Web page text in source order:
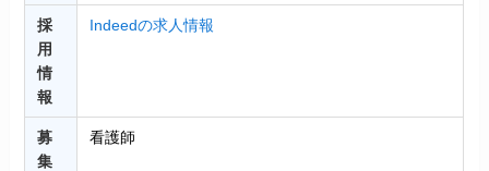
採
用
情
報
Indeedの求人情報
募
集
看護師